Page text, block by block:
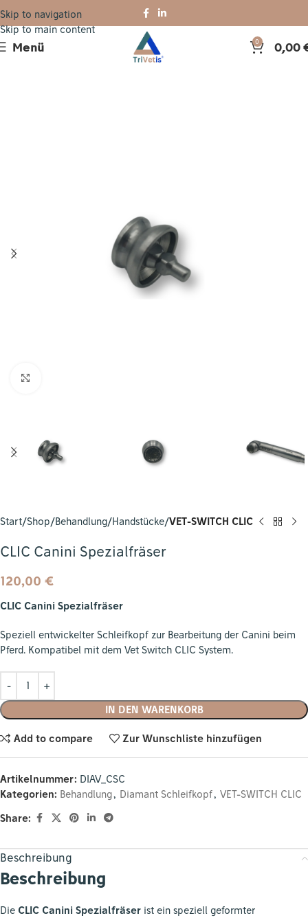
Skip to navigation
Skip to main content
Menü 0 0,00
Start Shop Behandlung Handstücke VET-SWITCH CLIC
CLIC Canini Spezialfräser
120,00 €
CLIC Canini Spezialfräser
Speziell entwickelter Schleifkopf zur Bearbeitung der Canini beim
Pferd. Kompatibel mit dem Vet Switch CLIC System.
IN DEN WARENKORB
Add to compare Zur Wunschliste hinzufügen
Artikelnummer: DIAV_CSC
Kategorien: Behandlung, Diamant Schleifkopf, VET-SWITCH CLIC
Share:
Beschreibung
Beschreibung
Die CLIC Canini Spezialfräser ist ein speziell geformter